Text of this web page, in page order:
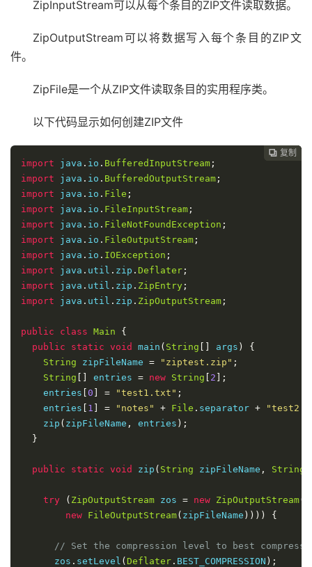
ZipInputStream可以从每个条目的ZIP文件读取数据。
ZipOutputStream可以将数据写入每个条目的ZIP文
件。
ZipFile是一个从ZIP文件读取条目的实用程序类。
以下代码显示如何创建ZIP文件
 复制
 复制
 复制
 复制
 复制
 复制
import java . io . BufferedInputStream ;
import java . io . BufferedOutputStream ;
import java . io . File ;
import java . io . FileInputStream ;
import java . io . FileNotFoundException ;
import java . io . FileOutputStream ;
import java . io . IOException ;
import java . util . zip . Deflater ;
import java . util . zip . ZipEntry ;
import java . util . zip . ZipOutputStream ;
public class Main
{
public
static void main ( String args )
{
String zipFileName = "ziptest.zip" ;
String
entries = new String 2 ];
    entries
0 = "test1.txt" ;
    entries
1 = "notes" + File . separator +
    zip
( zipFileName , entries );
}
public static void zip ( String zipFileName , String
try ( ZipOutputStream zos = new ZipOutputStream(
new FileOutputStream( zipFileName )))) {
// Set the compression level to best
      zos
. setLevel ( Deflater . BEST_COMPRESSION );